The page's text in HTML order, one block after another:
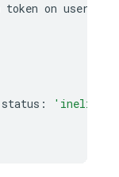
token on user
status :